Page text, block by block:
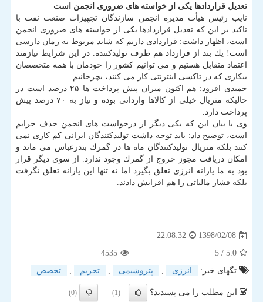
تعدیل قراردادها یكی از خواسته های ضروری انجمن است
نایب رئیس هیأت مدیره انجمن سازندگان تجهیزات صنعت نفت با
تاكید بر این كه تعدیل قراردادها یكی از خواسته های ضروری انجمن
است، اظهار داشت: قراردادی داریم كه شاید مربوط به زمان دارسی
است! یك بند از قرارداد هم طرف تولیدكننده. در این شرایط نیازمند
اعتماد متقابل هستیم و می توانیم كشور را خودمان با همه متخصصان
بیكاری كه در تاكسی اینترنتی كار می كنند، بچرخانیم.
حمیدی افزود: هم اكنون میزان پیش پرداخت ها ۲۵ درصد است در
حالیكه متریال خیلی از كالاها وارداتی بوده و نیاز به ۷۰ درصد پیش
پرداخت دارد.
وی با بیان این كه یكی دیگر از درخواست های انجمن حذف جرایم
است، توضیح داد: باید توجه داشت تولیدكنندگان ایرانی كم كاری نمی
كنند بلكه متریال تولیدكنندگان ماه ها در گمرك بندرعباس می ماند و
امكان دریافت مجوز خروج از گمرك وجود ندارد. از سوی دیگر قرار
بود به ما یارانه انرژی تعلق بگیرد اما نه تنها این یارانه تعلق نگرفت
بلكه فشار مالیاتی را هم افزایش دادند.
1398/02/08
22:08:32
5.0
/ 5
4535
تگهای خبر:
انرژی , پتروشیمی , تحریم , تخصص
این مطلب را می پسندید؟ (1)
(0)